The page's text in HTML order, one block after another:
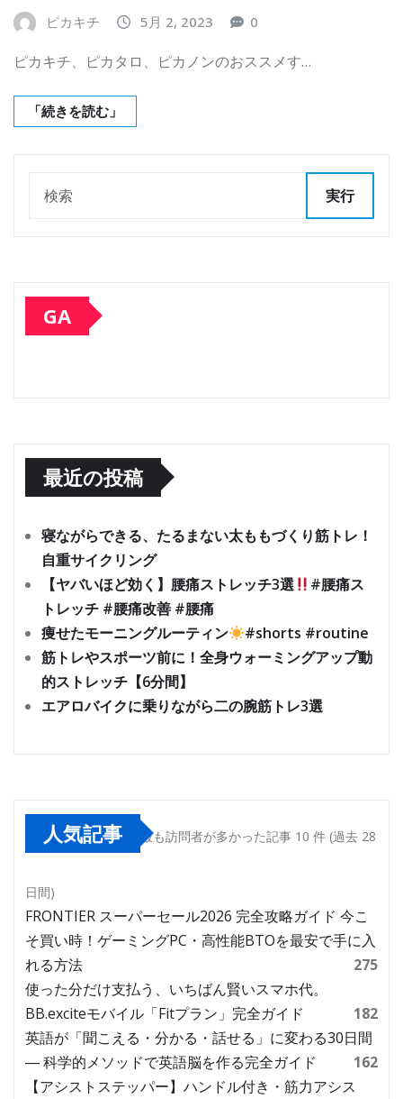
ピカキチ 5月 2, 2023 0
ピカキチ、ピカタロ、ピカノンのおススメす…
「続きを読む」
実行
GA
最近の投稿
寝ながらできる、たるまない太ももづくり筋トレ！
自重サイクリング
【ヤバいほど効く】腰痛ストレッチ3選
#腰痛ス
トレッチ #腰痛改善 #腰痛
痩せたモーニングルーティン
#shorts #routine
筋トレやスポーツ前に！全身ウォーミングアップ動
的ストレッチ【6分間】
エアロバイクに乗りながら二の腕筋トレ3選
人気記事 最も訪問者が多かった記事 10 件 (過去 28
日間)
FRONTIER スーパーセール2026 完全攻略ガイド 今こ
そ買い時！ゲーミングPC・高性能BTOを最安で手に入
れる方法
275
使った分だけ支払う、いちばん賢いスマホ代。
BB.exciteモバイル「Fitプラン」完全ガイド
182
英語が「聞こえる・分かる・話せる」に変わる30日間
― 科学的メソッドで英語脳を作る完全ガイド
162
【アシストステッパー】ハンドル付き・筋力アシス